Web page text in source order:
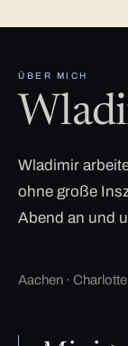
ÜBER MICH
Wladimir
ohne große
Abend an und
Aachen ·